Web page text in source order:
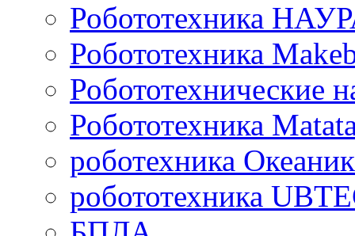
Робототехника
Робототехника
Робототехнические
Робототехника
роботехника
робототехника